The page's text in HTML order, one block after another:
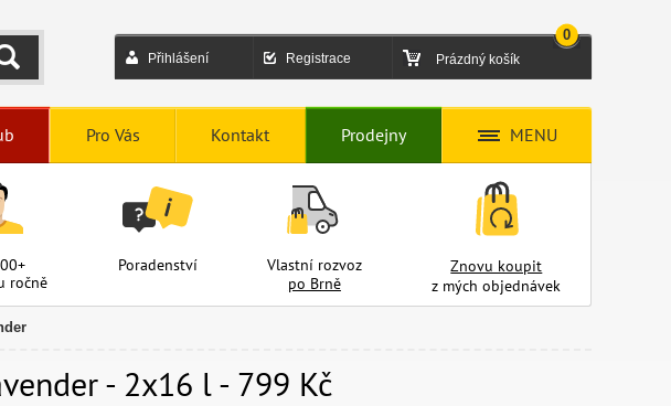
Přihlášení Registrace Prázdný košík
0
Pro Vás Kontakt Prodejny MENU
ročně
Poradenství
Vlastní rozvoz
po Brně
Znovu koupit
z mých objednávek
- 2x16 l - 799 Kč